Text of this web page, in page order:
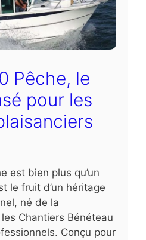
Pêche, le
pour les
est bien plus qu’un
le fruit d’un héritage
né de la
Chantiers Bénéteau
Conçu pour